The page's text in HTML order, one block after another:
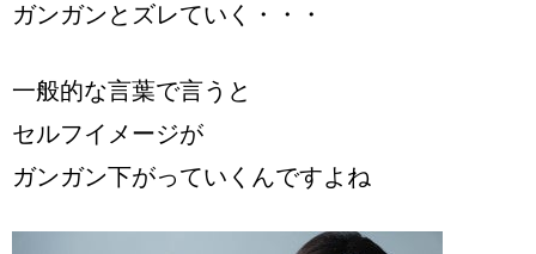
ガンガンとズレていく・・・
一般的な言葉で言うと
セルフイメージが
ガンガン下がっていくんですよね